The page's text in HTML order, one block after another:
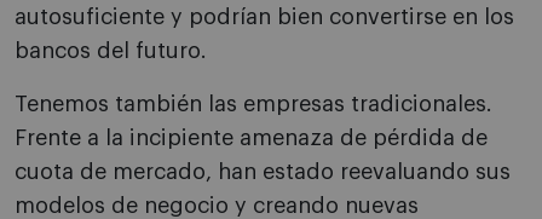
autosuficiente y podrían bien convertirse en los
bancos del futuro.
Tenemos también las empresas tradicionales.
Frente a la incipiente amenaza de pérdida de
cuota de mercado, han estado reevaluando sus
modelos de negocio y creando nuevas